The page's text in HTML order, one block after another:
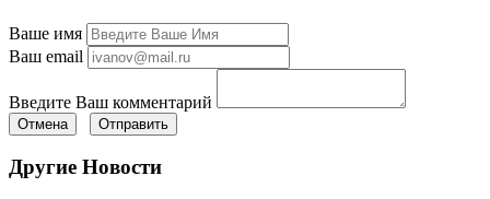
Ваше имя
Ваш email
Введите Ваш комментарий
Отмена Отправить
Другие Новости